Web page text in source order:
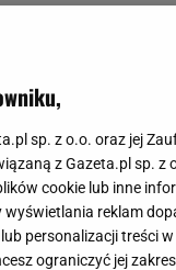
sp. z o.o. oraz jej
z Gazeta.pl sp.
cookie lub inne
reklam
personalizacji treści
ograniczyć jej